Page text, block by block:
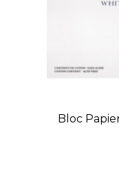
Bloc